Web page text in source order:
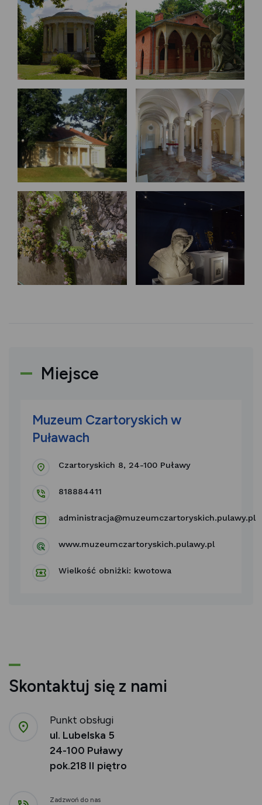
Miejsce
Muzeum Czartoryskich w
Puławach
Czartoryskich 8, 24-100 Puławy
818884411
administracja@muzeumczartoryskich.pulawy.pl
www.muzeumczartoryskich.pulawy.pl
Wielkość obniżki: kwotowa
Skontaktuj się z nami
Punkt obsługi
ul. Lubelska 5
24-100 Puławy
pok.218 II piętro
Zadzwoń do nas